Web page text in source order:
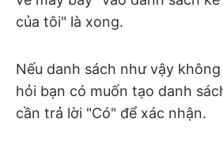
của tôi" là xong.
Nếu danh sách như vậy
hỏi bạn có muốn tạo danh
cần trả lời "Có" để xác nhận.